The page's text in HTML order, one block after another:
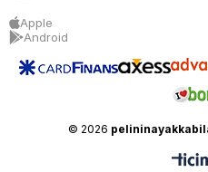
Apple
Android
© 2026